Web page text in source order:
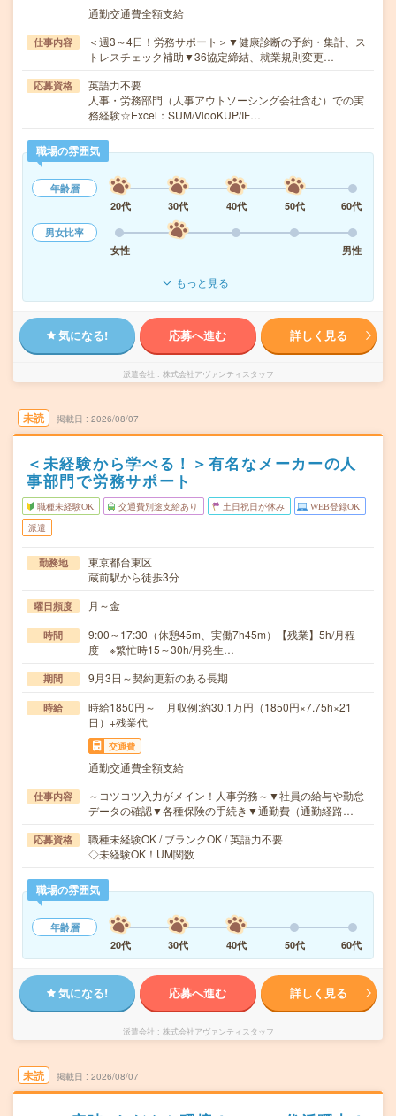
通勤交通費全額支給
仕事内容
＜週3～4日！労務サポート＞▼健康診断の予約・集計、ス
トレスチェック補助▼36協定締結、就業規則変更…
応募資格
英語力不要
人事・労務部門（人事アウトソーシング会社含む）での実
務経験☆Excel：SUM/VlooKUP/IF…
職場の雰囲気
年齢層
20代
30代 40代 50代
60代
男女比率
女性
男性
もっと見る
気になる! 応募へ進む 詳しく見る
派遣会社 株式会社アヴァンティスタッフ
未読 掲載日 2026/08/07
＜未経験から学べる！＞有名なメーカーの人
事部門で労務サポート
職種未経験OK 交通費別途支給あり 土日祝日が休み WEB登録OK
派遣
勤務地
東京都台東区
蔵前駅から徒歩3分
曜日頻度 月～金
時間
9:00～17:30（休憩45m、実働7h45m）【残業】5h/月程
度 ※繁忙時15～30h/月発生…
期間 9月3日～契約更新のある長期
時給
時給1850円～ 月収例:約30.1万円（1850円×7.75h×21
日）+残業代
交通費
通勤交通費全額支給
仕事内容
～コツコツ入力がメイン！人事労務～▼社員の給与や勤怠
データの確認▼各種保険の手続き▼通勤費（通勤経路…
応募資格
職種未経験OK / ブランクOK / 英語力不要
◇未経験OK！UM関数
職場の雰囲気
年齢層
20代
30代 40代 50代 60代
気になる! 応募へ進む 詳しく見る
派遣会社 株式会社アヴァンティスタッフ
未読 掲載日 2026/08/07